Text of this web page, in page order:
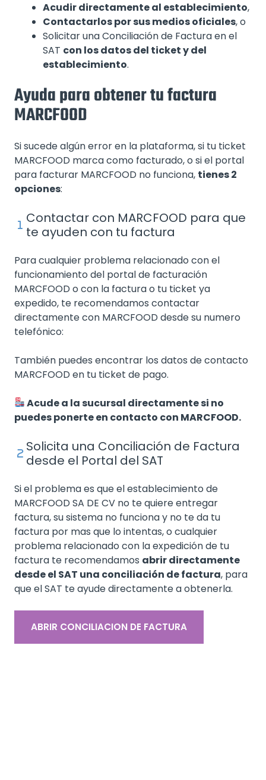
Acudir directamente al establecimiento,
Contactarlos por sus medios oficiales, o
Solicitar una Conciliación de Factura en el
SAT con los datos del ticket y del
establecimiento.
Ayuda para obtener tu factura
MARCFOOD
Si sucede algún error en la plataforma, si tu ticket
MARCFOOD marca como facturado, o si el portal
para facturar MARCFOOD no funciona, tienes 2
opciones:
Contactar con MARCFOOD para que
te ayuden con tu factura
Para cualquier problema relacionado con el
funcionamiento del portal de facturación
MARCFOOD o con la factura o tu ticket ya
expedido, te recomendamos contactar
directamente con MARCFOOD desde su numero
telefónico:
También puedes encontrar los datos de contacto
MARCFOOD en tu ticket de pago.
Acude a la sucursal directamente si no
puedes ponerte en contacto con MARCFOOD.
Solicita una Conciliación de Factura
desde el Portal del SAT
Si el problema es que el establecimiento de
MARCFOOD SA DE CV no te quiere entregar
factura, su sistema no funciona y no te da tu
factura por mas que lo intentas, o cualquier
problema relacionado con la expedición de tu
factura te recomendamos abrir directamente
desde el SAT una conciliación de factura, para
que el SAT te ayude directamente a obtenerla.
ABRIR CONCILIACION DE FACTURA